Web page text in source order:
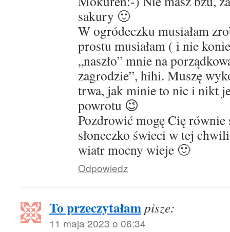
sakury 🙂
W ogródeczku musiałam
prostu musiałam ( i nie
„naszło” mnie na
zagrodzie”, hihi. Muszę
trwa, jak minie to nic i nikt
powrotu 😉
Pozdrowić mogę Cię równie
słoneczko świeci w tej
wiatr mocny wieje 🙂
Odpowiedz
To przeczytałampisze:
11 maja 2023 o 06:34